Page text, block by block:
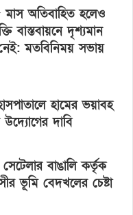
অতিবাহিত হলেও
বাস্তবায়নে দৃশ্যমান
মতবিনিময় সভায়
হামের ভয়াবহ
উদ্যোগের দাবি
সেটেলার বাঙালি কর্তৃক
ভূমি বেদখলের চেষ্টা